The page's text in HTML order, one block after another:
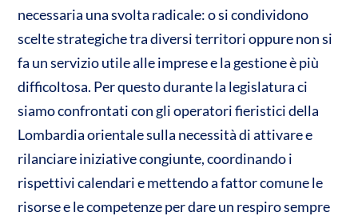
necessaria una svolta radicale: o si condividono
scelte strategiche tra diversi territori oppure non si
fa un servizio utile alle imprese e la gestione è più
difficoltosa. Per questo durante la legislatura ci
siamo confrontati con gli operatori fieristici della
Lombardia orientale sulla necessità di attivare e
rilanciare iniziative congiunte, coordinando i
rispettivi calendari e mettendo a fattor comune le
risorse e le competenze per dare un respiro sempre